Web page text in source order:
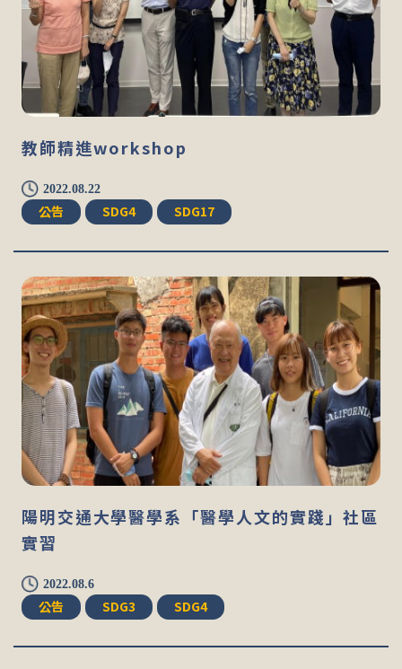
教師精進workshop
2022.08.22
公告 SDG4 SDG17
陽明交通大學醫學系「醫學人文的實踐」社區
實習
2022.08.6
公告 SDG3 SDG4